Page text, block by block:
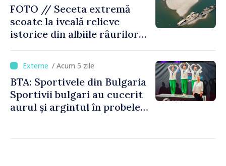
FOTO // Seceta extremă
scoate la iveală relicve
istorice din albiile râurilor
/ Acum 5 zile
BTA: Sportivele din Bulgaria
Sportivii bulgari au cucerit
aurul și argintul în probele